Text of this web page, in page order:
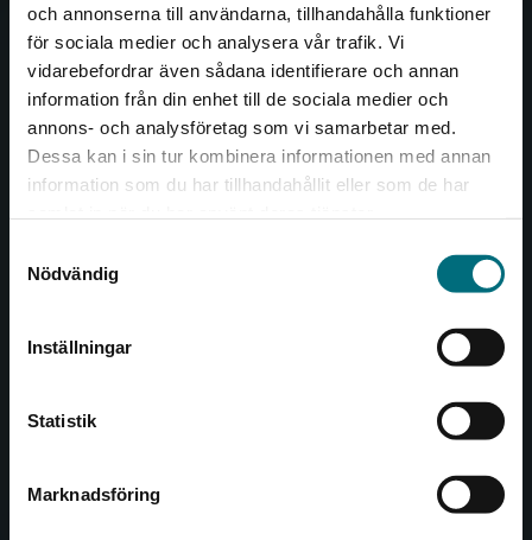
och annonserna till användarna, tillhandahålla funktioner
för sociala medier och analysera vår trafik. Vi
vidarebefordrar även sådana identifierare och annan
information från din enhet till de sociala medier och
annons- och analysföretag som vi samarbetar med.
Dessa kan i sin tur kombinera informationen med annan
information som du har tillhandahållit eller som de har
Nödvändig
Inställningar
Statistik
Marknadsföring
Begränsad fraktregion
Det verkar som att du besöker
nyponochviljaforlag.se via en enhet utanför
Sverige. För att kunna slutföra ett köp måste
Nypon och Vilja
Nypon och Vilja förlag ger ut böcker som väcker läslust
och öppnar dörren till nya världar och möjligheter för
såväl barn som vuxna.
Nypon och Vilja förlag är en del av Studentlitteratur.
Kontakta oss
046-31 20 00
221 00 Lund
Åkergränden 1